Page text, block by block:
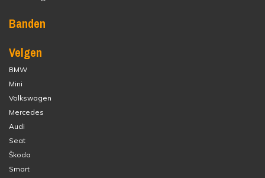
Banden
Velgen
BMW
Mini
Volkswagen
Mercedes
Audi
Seat
Škoda
Smart